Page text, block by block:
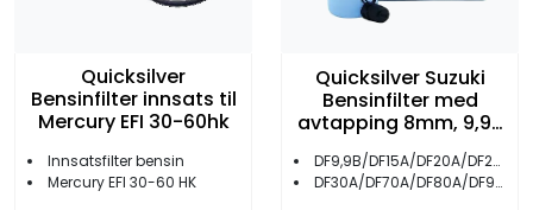
Quicksilver
Bensinfilter innsats til
Mercury EFI 30-60hk
Innsatsfilter bensin
Mercury EFI 30-60 HK
Quicksilver Suzuki
Bensinfilter med
avtapping 8mm, 9,9-
90hk
DF9,9B/DF15A/DF20A/DF25A
DF30A/DF70A/DF80A/DF90A